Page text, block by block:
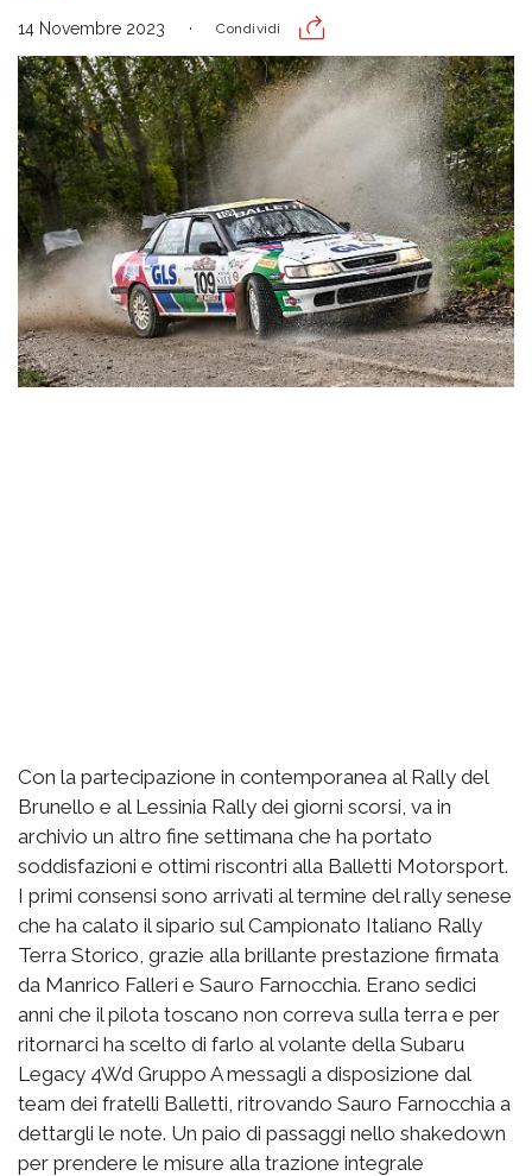
14 Novembre 2023 Condividi
Con la partecipazione in contemporanea al Rally del
Brunello e al Lessinia Rally dei giorni scorsi, va in
archivio un altro fine settimana che ha portato
soddisfazioni e ottimi riscontri alla Balletti Motorsport.
I primi consensi sono arrivati al termine del rally senese
che ha calato il sipario sul Campionato Italiano Rally
Terra Storico, grazie alla brillante prestazione firmata
da Manrico Falleri e Sauro Farnocchia. Erano sedici
anni che il pilota toscano non correva sulla terra e per
ritornarci ha scelto di farlo al volante della Subaru
Legacy 4Wd Gruppo A messagli a disposizione dal
team dei fratelli Balletti, ritrovando Sauro Farnocchia a
dettargli le note. Un paio di passaggi nello shakedown
per prendere le misure alla trazione integrale